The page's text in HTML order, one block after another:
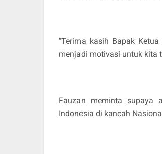
"Terima kasih Bapak
menjadi motivasi untuk kita
Fauzan meminta supaya
Indonesia di kancah